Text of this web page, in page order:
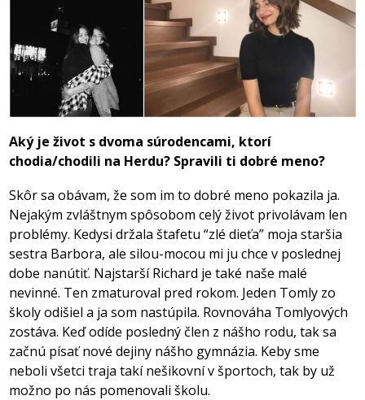
Aký je život s dvoma súrodencami, ktorí
chodia/chodili na Herdu? Spravili ti dobré meno?
Skôr sa obávam, že som im to dobré meno pokazila ja.
Nejakým zvláštnym spôsobom celý život privolávam len
problémy. Kedysi držala štafetu “zlé dieťa” moja staršia
sestra Barbora, ale silou-mocou mi ju chce v poslednej
dobe nanútiť. Najstarší Richard je také naše malé
nevinné. Ten zmaturoval pred rokom. Jeden Tomly zo
školy odišiel a ja som nastúpila. Rovnováha Tomlyových
zostáva. Keď odíde posledný člen z nášho rodu, tak sa
začnú písať nové dejiny nášho gymnázia. Keby sme
neboli všetci traja takí nešikovní v športoch, tak by už
možno po nás pomenovali školu.